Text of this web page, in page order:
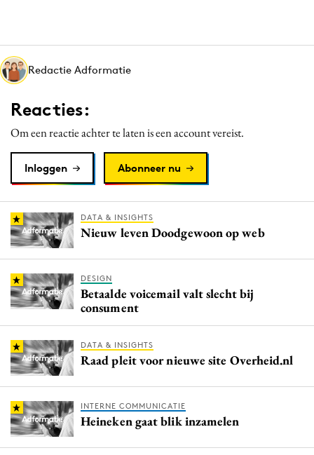
Martech
Media
Merkstrategie
Programmatic
Purpose Marketing
Reputatie & crisis
Redactie Adformatie
Reacties:
Om een reactie achter te laten is een account vereist.
Inloggen Abonneer nu
DATA & INSIGHTS
Nieuw leven Doodgewoon op web
DESIGN
Betaalde voicemail valt slecht bij
consument
DATA & INSIGHTS
Raad pleit voor nieuwe site Overheid.nl
INTERNE COMMUNICATIE
Heineken gaat blik inzamelen